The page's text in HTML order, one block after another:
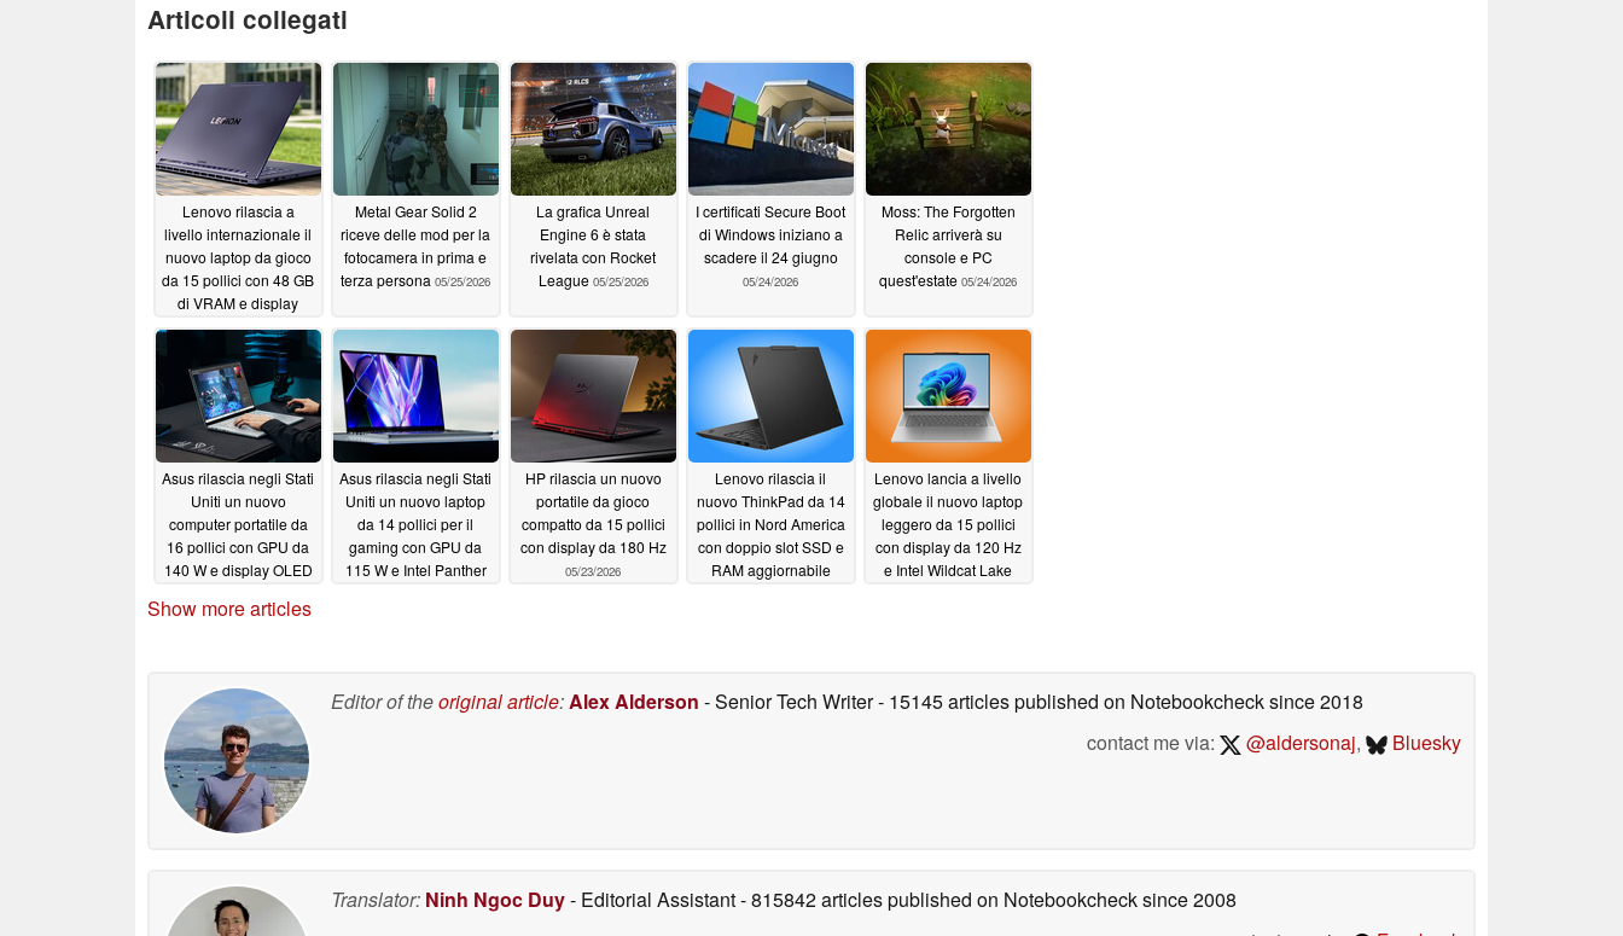
Articoli collegati
Lenovo rilascia a
livello internazionale il
nuovo laptop da gioco
da 15 pollici con 48 GB
di VRAM e display
OLED da 1.100 nit
05/26/2026
Metal Gear Solid 2
riceve delle mod per la
fotocamera in prima e
terza persona 05/25/2026
La grafica Unreal
Engine 6 è stata
rivelata con Rocket
League 05/25/2026
I certificati Secure Boot
di Windows iniziano a
scadere il 24 giugno
05/24/2026
Moss: The Forgotten
Relic arriverà su
console e PC
quest'estate 05/24/2026
Asus rilascia negli Stati
Uniti un nuovo
computer portatile da
16 pollici con GPU da
140 W e display OLED
Asus rilascia negli Stati
Uniti un nuovo laptop
da 14 pollici per il
gaming con GPU da
115 W e Intel Panther
HP rilascia un nuovo
portatile da gioco
compatto da 15 pollici
con display da 180 Hz
05/23/2026
Lenovo rilascia il
nuovo ThinkPad da 14
pollici in Nord America
con doppio slot SSD e
RAM aggiornabile
Lenovo lancia a livello
globale il nuovo laptop
leggero da 15 pollici
con display da 120 Hz
e Intel Wildcat Lake
Show more articles
Editor of theoriginal article:Alex Alderson - Senior Tech Writer- 15145 articles published on Notebookchecksince 2018
contact me via:
@aldersonaj, Bluesky
Translator: Ninh Ngoc Duy- Editorial Assistant- 815842 articles published on Notebookchecksince 2008